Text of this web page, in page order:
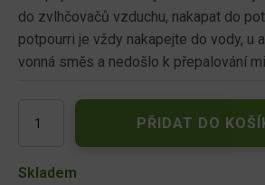
do zvlhčovačů vzduchu, nakapat do
potpourri je vždy nakapejte do vody, u
vonná směs a nedošlo k přepalování
Milano
Grass
PŘIDAT DO
Skladem